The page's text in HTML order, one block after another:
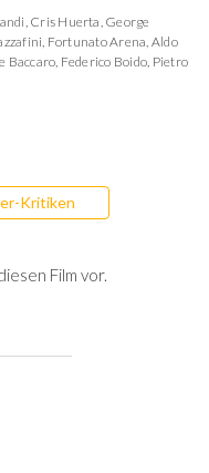
, Cris Huerta, George
, Fortunato Arena, Aldo
Baccaro, Federico Boido, Pietro
Kritiken
Film vor.